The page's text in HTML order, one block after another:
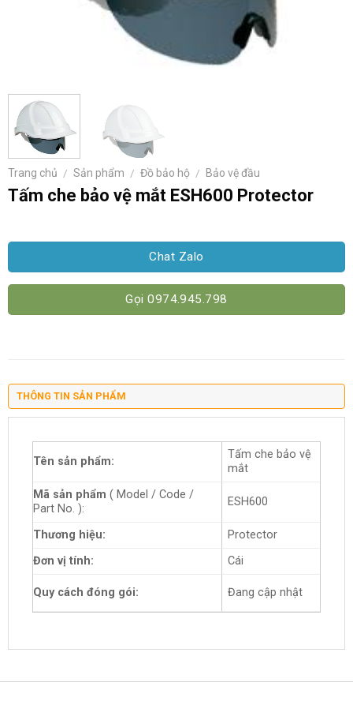
Trang chủ / Sản phẩm / Đồ bảo hộ / Bảo vệ đầu
Tấm che bảo vệ mắt ESH600 Protector
Chat Zalo
Gọi 0974.945.798
THÔNG TIN SẢN PHẨM
Tên sản phẩm:
Tấm che bảo vệ
mắt
Mã sản phẩm ( Model / Code /
Part No. ):
ESH600
Thương hiệu:
Protector
Đơn vị tính:
Cái
Quy cách đóng gói: Đang cập nhật